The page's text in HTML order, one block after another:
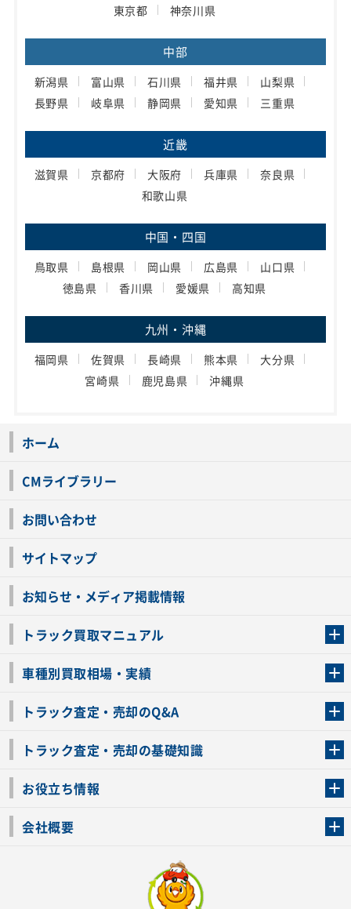
東京都
神奈川県
中部
新潟県 富山県 石川県 福井県
山梨県
長野県
岐阜県 静岡県 愛知県 三重県
近畿
滋賀県 京都府 大阪府 兵庫県
奈良県
和歌山県
中国・四国
鳥取県 島根県 岡山県 広島県
山口県
徳島県
香川県 愛媛県 高知県
九州・沖縄
福岡県 佐賀県 長崎県 熊本県
大分県
宮崎県
鹿児島県 沖縄県
ホーム
CMライブラリー
お問い合わせ
サイトマップ
お知らせ・メディア掲載情報
トラック買取マニュアル
車種別買取相場・実績
トラック査定・売却のQ&A
トラック査定・売却の基礎知識
お役立ち情報
会社概要